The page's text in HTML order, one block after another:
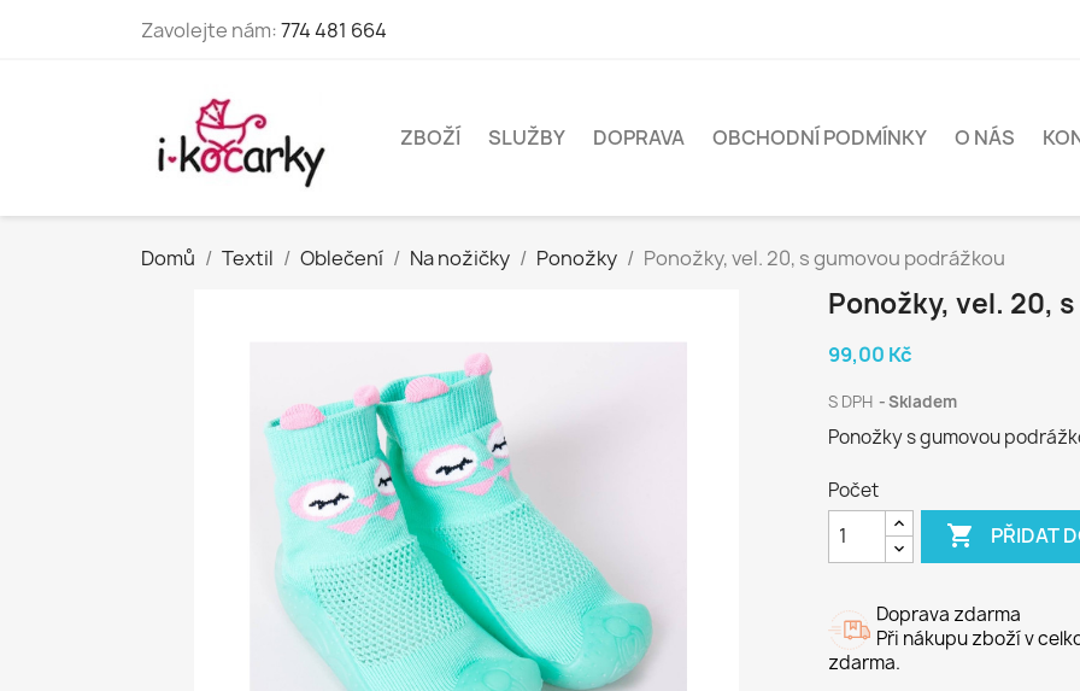
Zavolejte nám:774 481 664
ZBOŽÍ SLUŽBY DOPRAVA OBCHODNÍ PODMÍNKY O NÁS
Domů Textil Oblečení Na nožičky Ponožky Ponožky, vel. 20, s gumovou podrážkou
Ponožky, vel. 20,
99,00 Kč
S DPH Skladem
Ponožky s gumovou
Počet
 PŘIDAT
Doprava zdarma
Při nákupu zboží v
zdarma.